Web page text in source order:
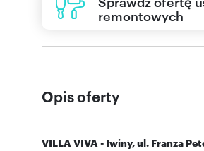
remontowych
Opis oferty
VILLA VIVA - Iwiny, ul. Franza